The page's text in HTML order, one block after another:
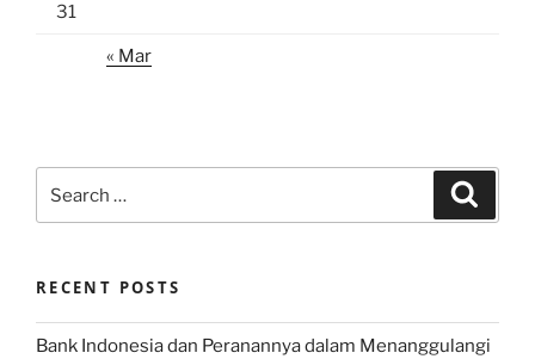
31
« Mar
for:
RECENT POSTS
Bank Indonesia dan Peranannya dalam Menanggulangi